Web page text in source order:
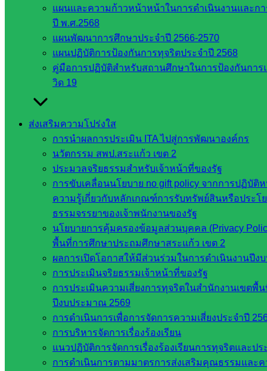
แผนและความก้าวหน้าหน้าในการดำเนินงานและก
ปี พ.ศ.2568
แผนพัฒนาการศึกษาประจำปี 2566-2570
แผนปฏิบัติการป้องกันการทุจริตประจำปี 2568
คู่มือการปฏิบัติสำหรับสถานศึกษาในการป้องกันการ
วิด 19
ส่งเสริมความโปร่งใส
การนำผลการประเมิน ITA ไปสู่การพัฒนาองค์กร
นวัตกรรม สพป.สระแก้ว เขต 2
ประมวลจริยธรรมสำหรับเจ้าหน้าที่ของรัฐ
การขับเคลื่อนนโยบาย no gift policy จากการปฏิบัติ
ความรู้เกี่ยวกับหลักเกณฑ์การรับทรัพย์สินหรือประโ
ธรรมจรรยาของเจ้าพนักงานของรัฐ
นโยบายการคุ้มครองข้อมูลส่วนบุคคล (Privacy
พื้นที่การศึกษาประถมศึกษาสระแก้ว เขต 2
ผลการเปิดโอกาสให้มีส่วนร่วมในการดำเนินงานปีง
การประเมินจริยธรรมเจ้าหน้าที่ของรัฐ
การประเมินความเสี่ยงการทุจริตในสำนักงานเขตพื้
ปีงบประมาณ 2569
การดำเนินการเพื่อการจัดการความเสี่ยงประจำปี
การบริหารจัดการเรื่องร้องเรียน
แนวปฏิบัติการจัดการเรื่องร้องเรียนการทุจริตและป
การดำเนินการตามมาตรการส่งเสริมคุณธรรมและ
กรรมการ
การศึกษา
ขั้นพื้น
ฐาน
รายชื่อ
มหาวิทยาลัย
ใน
เว็บไซต์
สำนักต่าง
ๆ ใน
สพฐ.
เว็บไซต์
สพม. ใน
สพฐ.
เว็บไซต์
สพป. ใน
สังกัด
สพฐ.
กรมบัญชี
กลาง
สำนักงาน
ส.ก.ส.ค